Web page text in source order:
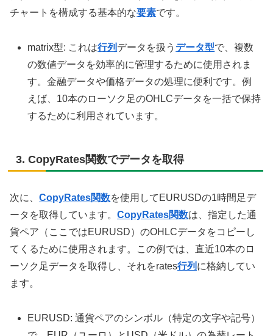
チャートを構成する基本的な要素です。
matrix型: これは行列 データを扱う データ型で、複数
の数値データを効率的に管理するために使用されま
す。金融データや価格データの処理に便利です。例
えば、10本のローソク足のOHLCデータを一括で保持
するために利用されています。
3. CopyRates関数でデータを取得
次に、 CopyRates関数を使用してEURUSDの1時間足デ
ータを取得しています。 CopyRates関数は、指定した通
貨ペア（ここではEURUSD）のOHLCデータをコピーし
てくるために使用されます。この例では、直近10本のロ
ーソク足データを取得し、それをrates行列 に格納してい
ます。
EURUSD: 通貨ペアのシンボル（特定の文字や記号）